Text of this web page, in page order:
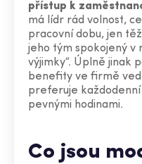
přístup k
má lídr rád volnost,
pracovní dobu, jen
jeho tým spokojený v
výjimky“. Úplně jinak
benefity ve firmě
preferuje
pevnými hodinami.
Co jsou